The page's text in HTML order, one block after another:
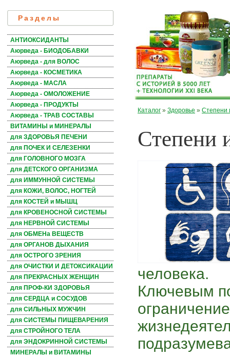
Разделы
АНТИОКСИДАНТЫ
Аюрведа - БИОДОБАВКИ
Аюрведа - для ВОЛОС
Аюрведа - КОСМЕТИКА
Аюрведа - МАСЛА
Аюрведа - ОМОЛОЖЕНИЕ
Аюрведа - ПРОДУКТЫ
Аюрведа - ТРАВ СОСТАВЫ
ВИТАМИНЫ и МИНЕРАЛЫ
для ЗДОРОВЬЯ ПЕЧЕНИ
для ПОЧЕК И СЕЛЕЗЕНКИ
для ГОЛОВНОГО МОЗГА
для ДЕТСКОГО ОРГАНИЗМА
для ИММУННОЙ СИСТЕМЫ
для КОЖИ, ВОЛОС, НОГТЕЙ
для КОСТЕЙ и МЫШЦ
для КРОВЕНОСНОЙ СИСТЕМЫ
для НЕРВНОЙ СИСТЕМЫ
для ОБМЕНа ВЕЩЕСТВ
для ОРГАНОВ ДЫХАНИЯ
для ОСТРОГО ЗРЕНИЯ
для ОЧИСТКИ И ДЕТОКСИКАЦИИ
для ПРЕКРАСНЫХ ЖЕНЩИН
для ПРОФ-КИ ЗДОРОВЬЯ
для СЕРДЦА и СОСУДОВ
для СИЛЬНЫХ МУЖЧИН
для СИСТЕМЫ ПИЩЕВАРЕНИЯ
для СТРОЙНОГО ТЕЛА
для ЭНДОКРИННОЙ СИСТЕМЫ
МИНЕРАЛЫ и ВИТАМИНЫ
Каталог » Здоровье » Степени
Степени
человека.
Ключевым